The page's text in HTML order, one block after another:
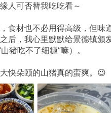
人可否替我吃吃看～
食材也不必用得高级，但味
后，我心里默默给景德镇颁
猪吃不了细糠”嘛）。
快朵颐的山猪真的蛮爽。😉